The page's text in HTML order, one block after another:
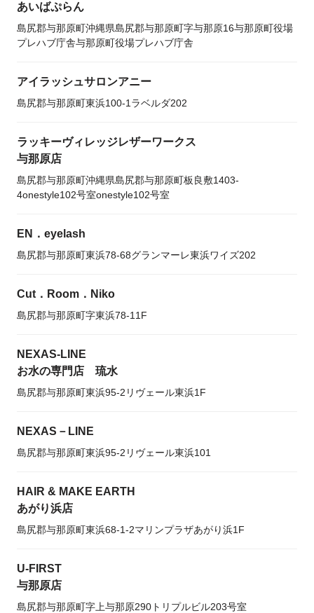
あいばぷらん
島尻郡与那原町沖縄県島尻郡与那原町字与那原16与那原町役場
プレハブ庁舎与那原町役場プレハブ庁舎
アイラッシュサロンアニー
島尻郡与那原町東浜100-1ラベルダ202
ラッキーヴィレッジレザーワークス
与那原店
島尻郡与那原町沖縄県島尻郡与那原町板良敷1403-
4onestyle102号室onestyle102号室
EN．eyelash
島尻郡与那原町東浜78-68グランマーレ東浜ワイズ202
Cut．Room．Niko
島尻郡与那原町字東浜78-11F
NEXAS-LINE
お水の専門店 琉水
島尻郡与那原町東浜95-2リヴェール東浜1F
NEXAS－LINE
島尻郡与那原町東浜95-2リヴェール東浜101
HAIR & MAKE EARTH
あがり浜店
島尻郡与那原町東浜68-1-2マリンプラザあがり浜1F
U-FIRST
与那原店
島尻郡与那原町字上与那原290トリプルビル203号室